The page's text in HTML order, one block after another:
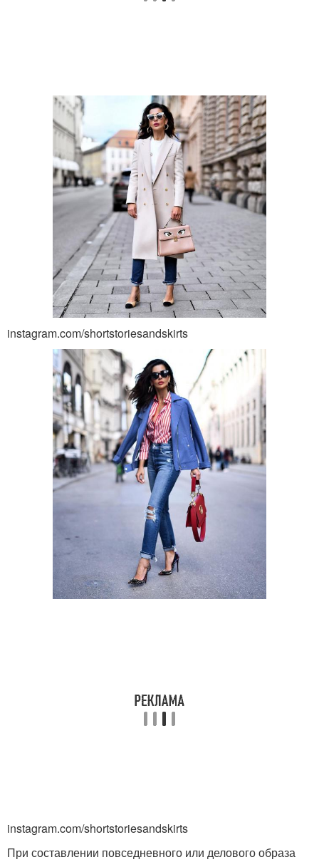
instagram.com/shortstoriesandskirts
instagram.com/shortstoriesandskirts
При составлении повседневного или делового образа